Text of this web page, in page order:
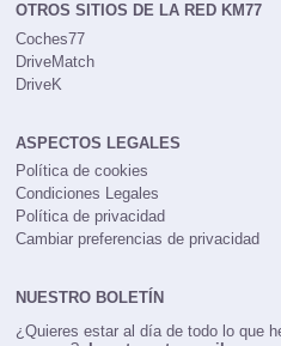
OTROS SITIOS DE LA RED KM77
Coches77
DriveMatch
DriveK
ASPECTOS LEGALES
Política de cookies
Condiciones Legales
Política de privacidad
Cambiar preferencias de privacidad
NUESTRO BOLETÍN
¿Quieres estar al día de todo lo que